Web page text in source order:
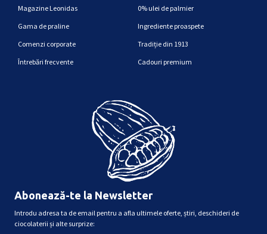
Magazine Leonidas
Gama de praline
Comenzi corporate
Întrebări frecvente
0% ulei de palmier
Ingrediente proaspete
Tradiție din 1913
Cadouri premium
Abonează-te la Newsletter
Introdu adresa ta de email pentru a afla ultimele oferte, știri, deschideri de
ciocolaterii și alte surprize: